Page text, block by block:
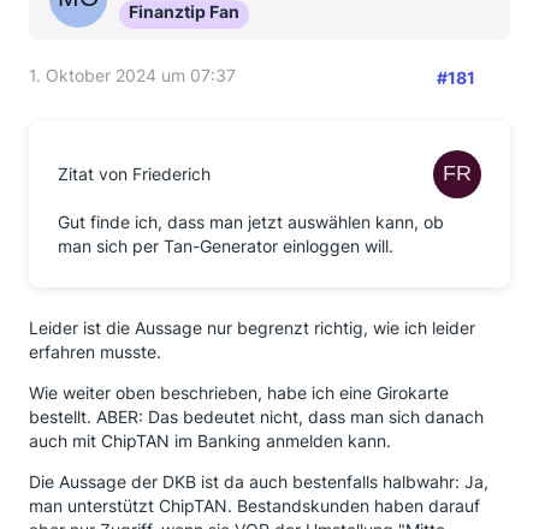
Finanztip Fan
1. Oktober 2024 um 07:37 #181
Zitat von Friederich
Gut finde ich, dass man jetzt auswählen kann, ob
man sich per Tan-Generator einloggen will.
Leider ist die Aussage nur begrenzt richtig, wie ich leider
erfahren musste.
Wie weiter oben beschrieben, habe ich eine Girokarte
bestellt. ABER: Das bedeutet nicht, dass man sich danach
auch mit ChipTAN im Banking anmelden kann.
Die Aussage der DKB ist da auch bestenfalls halbwahr: Ja,
man unterstützt ChipTAN. Bestandskunden haben darauf